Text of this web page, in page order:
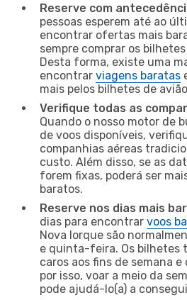
Reserve com
pessoas esperem até ao
encontrar ofertas mais
sempre comprar os
Desta forma, existe uma
encontrar viagens baratas
mais pelos bilhetes de
Verifique todas as
Quando o nosso motor de
de voos disponíveis,
companhias aéreas
custo. Além disso, se as
forem fixas, poderá ser
baratos.
Reserve nos dias mais
dias para encontrar voos
Nova Iorque são
e quinta-feira. Os bilhetes
caros aos fins de semana
por isso, voar a meio da
pode ajudá-lo(a) a